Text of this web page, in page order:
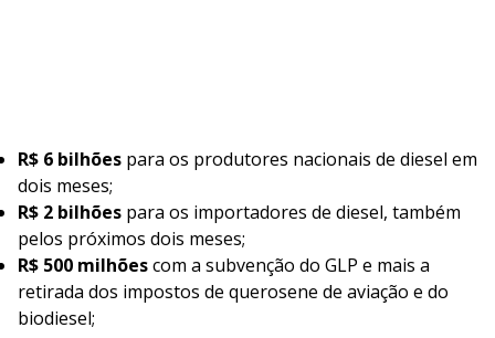
R$ 6 bilhões para os produtores nacionais de diesel em
dois meses;
R$ 2 bilhões para os importadores de diesel, também
pelos próximos dois meses;
R$ 500 milhõescom a subvenção do GLP e mais a
retirada dos impostos de querosene de aviação e do
biodiesel;